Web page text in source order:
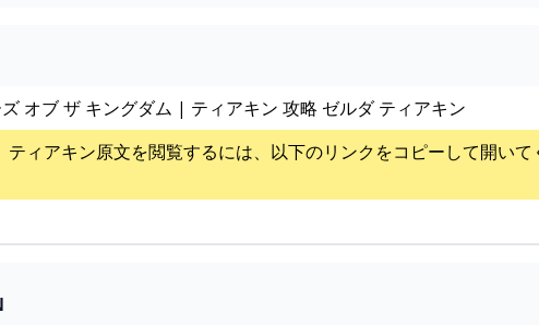
オブ ザ キングダム | ティアキン 攻略 ゼルダ ティアキン
ティアキン原文を閲覧するには、以下のリンクをコピーして開いて